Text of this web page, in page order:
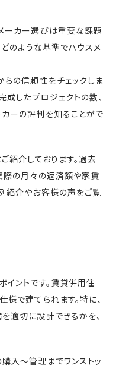
ーカー選びは重要な課題
どのような基準でハウスメ
の信頼性をチェックしま
成したプロジェクトの数、
ーの評判を知ることがで
紹介しております。過去
際の月々の返済額や家賃
紹介やお客様の声をご覧
ントです。賃貸併用住
で建てられます。特に、
適切に設計できるかを、
入〜管理までワンストッ